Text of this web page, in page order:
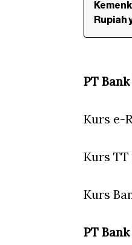
Rupiah
PT
Kurs e-
Kurs TT
Kurs
PT